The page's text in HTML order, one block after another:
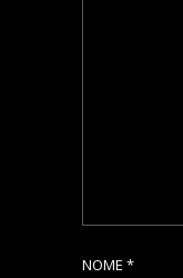
NOME *